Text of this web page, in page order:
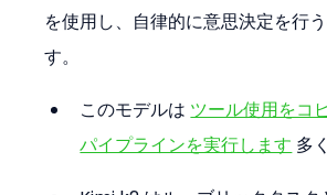
を使用し、自律的に意思決定を行
す。
このモデルは ツール使用をコ
パイプラインを実行します 多